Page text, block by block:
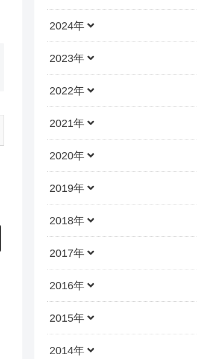
2024年
2023年
2022年
2021年
2020年
2019年
2018年
2017年
2016年
2015年
2014年